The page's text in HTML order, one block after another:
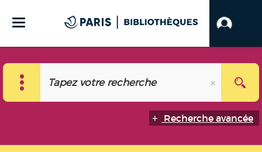
Recherche avancée